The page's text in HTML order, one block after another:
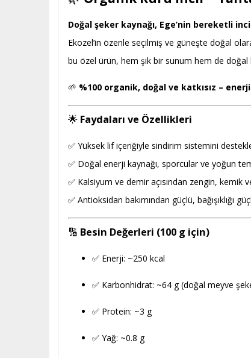
Doğal şeker kaynağı, Ege’nin bereketli
Ekozel’in özenle seçilmiş ve güneşte doğal
bu özel ürün, hem şık bir sunum hem de doğal
🌱 %100 organik, doğal ve katkısız –
🌟 Faydaları ve Özellikleri
✅ Yüksek lif içeriğiyle sindirim sistemini
✅ Doğal enerji kaynağı, sporcular ve yoğun
✅ Kalsiyum ve demir açısından zengin, kemik
✅ Antioksidan bakımından güçlü, bağışıklığı
🔢 Besin Değerleri (100 g için)
✅ Enerji: ~250 kcal
✅ Karbonhidrat: ~64 g (doğal meyve
✅ Protein: ~3 g
✅ Yağ: ~0.8 g